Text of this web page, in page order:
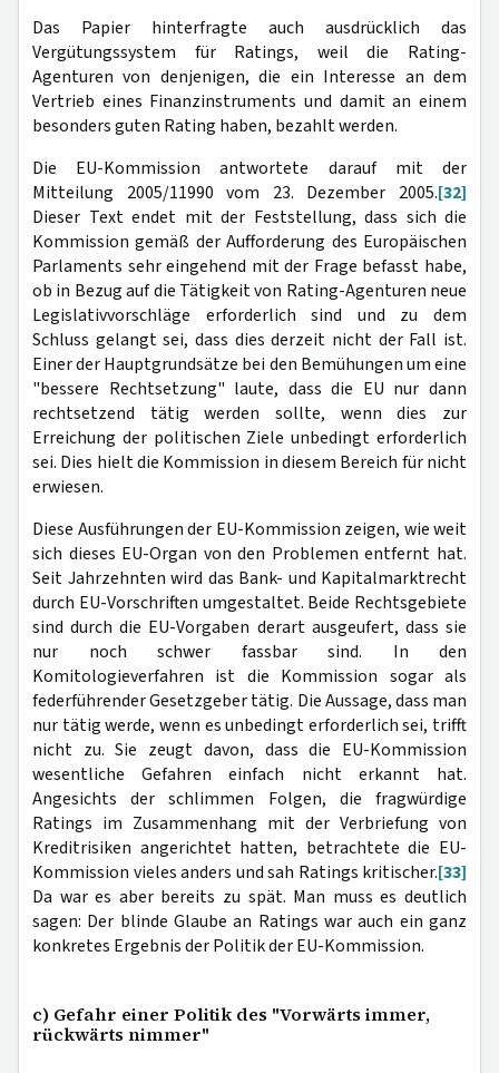
Das Papier hinterfragte auch ausdrücklich das
Vergütungssystem für Ratings, weil die Rating-
Agenturen von denjenigen, die ein Interesse an dem
Vertrieb eines Finanzinstruments und damit an einem
besonders guten Rating haben, bezahlt werden.
Die EU-Kommission antwortete darauf mit der
Mitteilung 2005/11990 vom 23. Dezember 2005.[32]
Dieser Text endet mit der Feststellung, dass sich die
Kommission gemäß der Aufforderung des Europäischen
Parlaments sehr eingehend mit der Frage befasst habe,
ob in Bezug auf die Tätigkeit von Rating-Agenturen neue
Legislativvorschläge erforderlich sind und zu dem
Schluss gelangt sei, dass dies derzeit nicht der Fall ist.
Einer der Hauptgrundsätze bei den Bemühungen um eine
"bessere Rechtsetzung" laute, dass die EU nur dann
rechtsetzend tätig werden sollte, wenn dies zur
Erreichung der politischen Ziele unbedingt erforderlich
sei. Dies hielt die Kommission in diesem Bereich für nicht
erwiesen.
Diese Ausführungen der EU-Kommission zeigen, wie weit
sich dieses EU-Organ von den Problemen entfernt hat.
Seit Jahrzehnten wird das Bank- und Kapitalmarktrecht
durch EU-Vorschriften umgestaltet. Beide Rechtsgebiete
sind durch die EU-Vorgaben derart ausgeufert, dass sie
nur noch schwer fassbar sind. In den
Komitologieverfahren ist die Kommission sogar als
federführender Gesetzgeber tätig. Die Aussage, dass man
nur tätig werde, wenn es unbedingt erforderlich sei, trifft
nicht zu. Sie zeugt davon, dass die EU-Kommission
wesentliche Gefahren einfach nicht erkannt hat.
Angesichts der schlimmen Folgen, die fragwürdige
Ratings im Zusammenhang mit der Verbriefung von
Kreditrisiken angerichtet hatten, betrachtete die EU-
Kommission vieles anders und sah Ratings kritischer.[33]
Da war es aber bereits zu spät. Man muss es deutlich
sagen: Der blinde Glaube an Ratings war auch ein ganz
konkretes Ergebnis der Politik der EU-Kommission.
c) Gefahr einer Politik des "Vorwärts immer,
rückwärts nimmer"